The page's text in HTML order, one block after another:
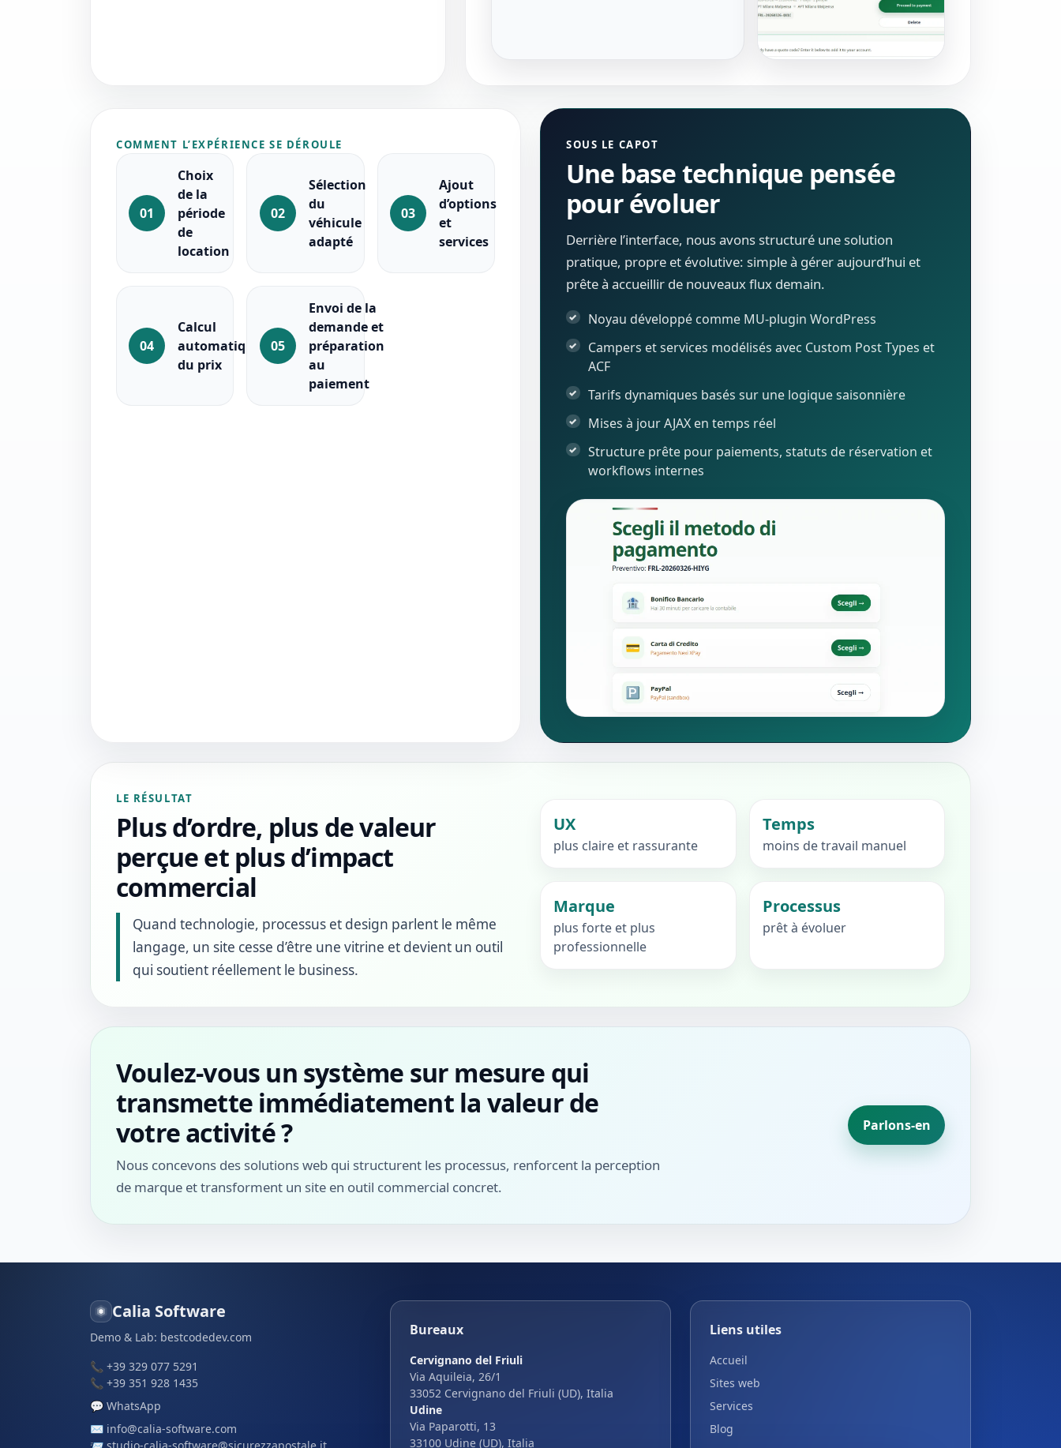
COMMENT L’EXPÉRIENCE SE DÉROULE
01
Choix
de la
période
de
location
02
Sélection
du
véhicule
adapté
03
Ajout
d’options
et
services
04
Calcul
automatique
du prix
05
Envoi de la
demande et
préparation
au
paiement
SOUS LE CAPOT
Une base technique pensée
pour évoluer
Derrière l’interface, nous avons structuré une solution
pratique, propre et évolutive: simple à gérer aujourd’hui et
prête à accueillir de nouveaux flux demain.
Noyau développé comme MU-plugin WordPress
Campers et services modélisés avec Custom Post Types et
ACF
Tarifs dynamiques basés sur une logique saisonnière
Mises à jour AJAX en temps réel
Structure prête pour paiements, statuts de réservation et
workflows internes
LE RÉSULTAT
Plus d’ordre, plus de valeur
perçue et plus d’impact
commercial
Quand technologie, processus et design parlent le même
langage, un site cesse d’être une vitrine et devient un outil
qui soutient réellement le business.
UX
plus claire et rassurante
Temps
moins de travail manuel
Marque
plus forte et plus
professionnelle
Processus
prêt à évoluer
Voulez-vous un système sur mesure qui
transmette immédiatement la valeur de
votre activité ?
Nous concevons des solutions web qui structurent les processus, renforcent la perception
de marque et transforment un site en outil commercial concret.
Parlons-en
Calia Software
Demo & Lab: bestcodedev.com
📞 +39 329 077 5291
📞 +39 351 928 1435
💬 WhatsApp
✉️ info@calia-software.com
Bureaux
Cervignano del Friuli
Via Aquileia, 26/1
33052 Cervignano del Friuli (UD), Italia
Udine
Via Paparotti, 13
33100 Udine (UD), Italia
Liens utiles
Accueil
Sites web
Services
Blog